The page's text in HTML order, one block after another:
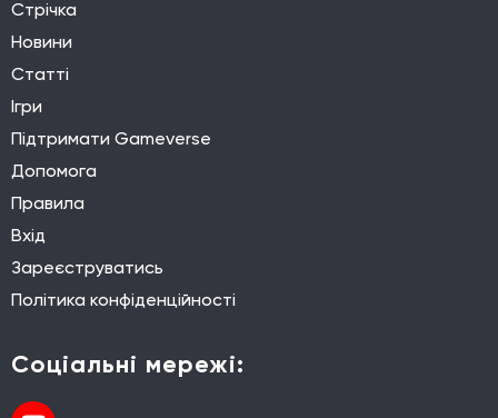
Стрічка
Новини
Статті
Ігри
Підтримати Gameverse
Допомога
Правила
Вхід
Зареєструватись
Політика конфіденційності
Соціальні мережі: